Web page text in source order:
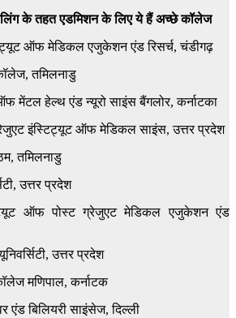
के तहत एडमिशन के लिए ये हैं अच्छे कॉलेज
ऑफ मेडिकल एजुकेशन एंड रिसर्च, चंडीगढ़
तमिलनाडु
मेंटल हेल्थ एंड न्यूरो साइंस बैंगलोर, कर्नाटका
इंस्टिट्यूट ऑफ मेडिकल साइंस, उत्तर प्रदेश
तमिलनाडु
उत्तर प्रदेश
ऑफ पोस्ट ग्रेजुएट मेडिकल एजुकेशन एंड
उत्तर प्रदेश
मणिपाल, कर्नाटक
एंड बिलियरी साइंसेज, दिल्ली